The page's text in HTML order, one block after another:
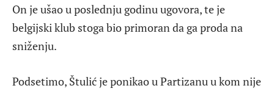
On je ušao u poslednju godinu ugovora, te je
belgijski klub stoga bio primoran da ga proda na
sniženju.
Podsetimo, Štulić je ponikao u Partizanu u kom nije